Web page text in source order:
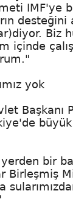
IMF'ye
Biz
içinde
yok
Başkanı
yerden bir
Birleşmiş